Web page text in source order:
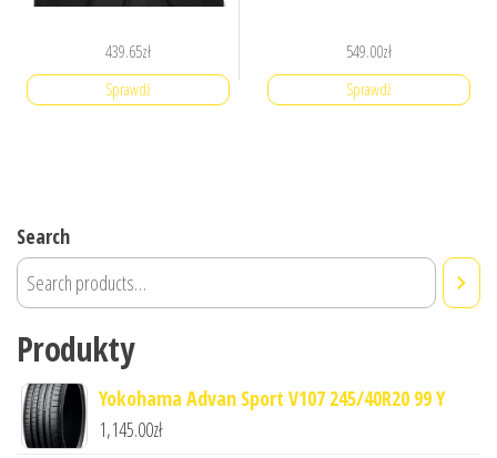
439.65zł
Sprawdź
549.00zł
Sprawdź
Search
Produkty
Yokohama Advan Sport V107 245/40R20 99 Y
1,145.00zł